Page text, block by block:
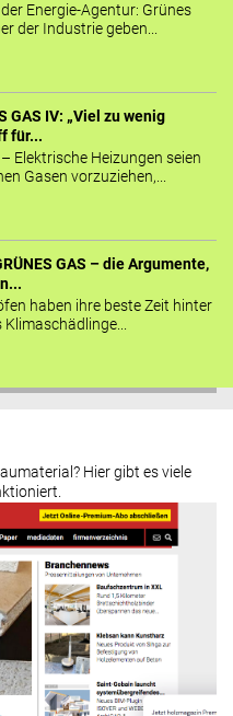
der Energie-Agentur: Grünes
der Industrie geben...
GAS IV: „Viel zu wenig
für...
– Elektrische Heizungen seien
Gasen vorzuziehen,...
GAS – die Argumente,
haben ihre beste Zeit hinter
Hier gibt es viele